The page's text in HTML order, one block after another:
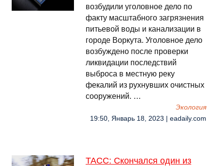
возбудили уголовное дело по
факту масштабного загрязнения
питьевой воды и канализации в
городе Воркута. Уголовное дело
возбуждено после проверки
ликвидации последствий
выброса в местную реку
фекалий из рухнувших очистных
сооружений. …
Экология
19:50, Январь 18, 2023 | eadaily.com
ТАСС: Скончался один из